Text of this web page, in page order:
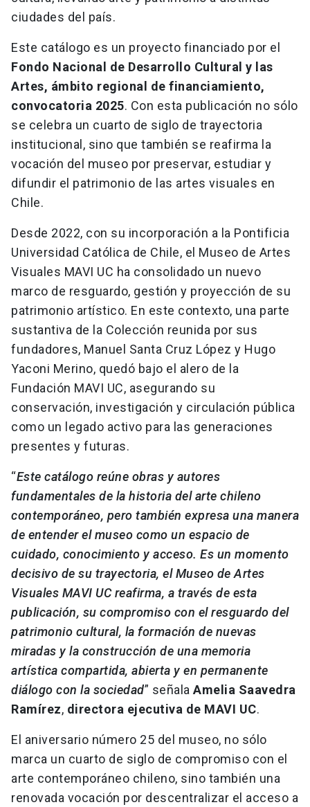
ciudades del país.
Este catálogo es un proyecto financiado por el
Fondo Nacional de Desarrollo Cultural y las
Artes, ámbito regional de financiamiento,
convocatoria 2025. Con esta publicación no sólo
se celebra un cuarto de siglo de trayectoria
institucional, sino que también se reafirma la
vocación del museo por preservar, estudiar y
difundir el patrimonio de las artes visuales en
Chile.
Desde 2022, con su incorporación a la Pontificia
Universidad Católica de Chile, el Museo de Artes
Visuales MAVI UC ha consolidado un nuevo
marco de resguardo, gestión y proyección de su
patrimonio artístico. En este contexto, una parte
sustantiva de la Colección reunida por sus
fundadores, Manuel Santa Cruz López y Hugo
Yaconi Merino, quedó bajo el alero de la
Fundación MAVI UC, asegurando su
conservación, investigación y circulación pública
como un legado activo para las generaciones
presentes y futuras.
“Este catálogo reúne obras y autores
fundamentales de la historia del arte chileno
contemporáneo, pero también expresa una manera
de entender el museo como un espacio de
cuidado, conocimiento y acceso. Es un momento
decisivo de su trayectoria, el Museo de Artes
Visuales MAVI UC reafirma, a través de esta
publicación, su compromiso con el resguardo del
patrimonio cultural, la formación de nuevas
miradas y la construcción de una memoria
artística compartida, abierta y en permanente
diálogo con la sociedad” señala Amelia Saavedra
Ramírez, directora ejecutiva de MAVI UC.
El aniversario número 25 del museo, no sólo
marca un cuarto de siglo de compromiso con el
arte contemporáneo chileno, sino también una
renovada vocación por descentralizar el acceso a